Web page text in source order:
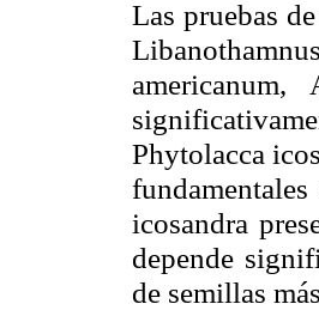
Las pruebas
Libanothamnus
americanum,
Phytolacca
icosandra
depende
de semillas